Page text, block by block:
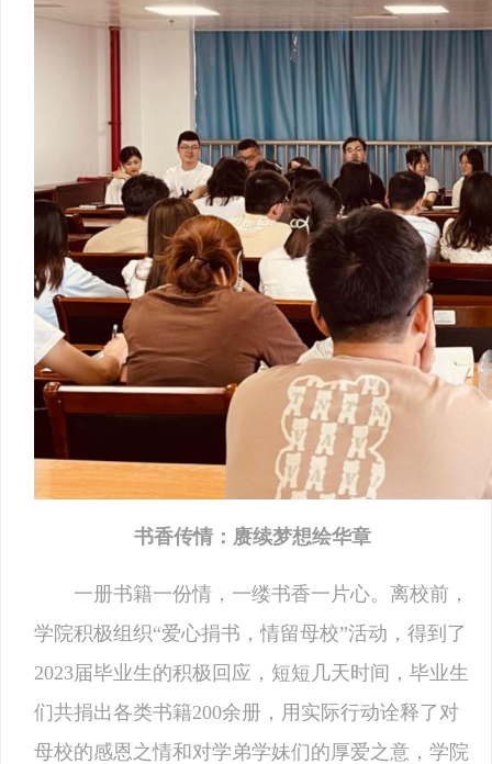
书香传情：赓续梦想绘华章
一册书籍一份情，一缕书香一片心。离校前，
学院积极组织“爱心捐书，情留母校”活动，得到了
2023届毕业生的积极回应，短短几天时间，毕业生
们共捐出各类书籍200余册，用实际行动诠释了对
母校的感恩之情和对学弟学妹们的厚爱之意，学院